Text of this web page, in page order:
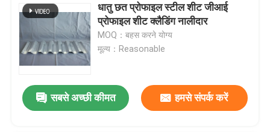
धातु छत प्रोफाइल स्टील शीट जीआई
प्रोफाइल शीट क्लैडिंग नालीदार
MOQ：बहस करने योग्य
मूल्य：Reasonable
सबसे अच्छी कीमत हमसे संपर्क करें